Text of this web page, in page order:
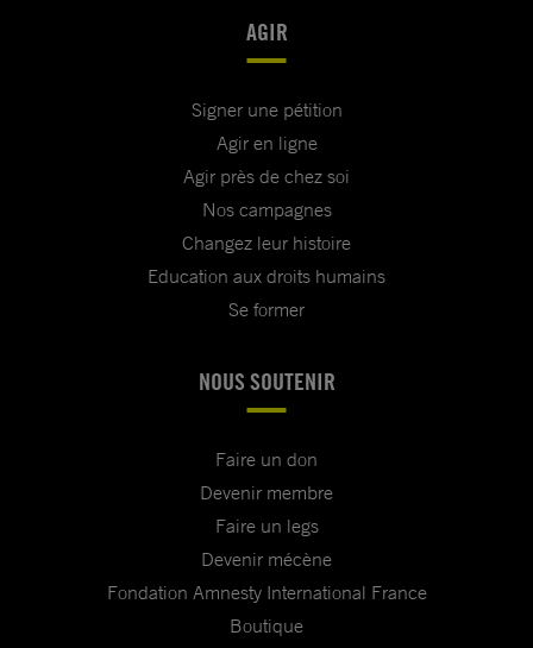
AGIR
Signer une pétition
Agir en ligne
Agir près de chez soi
Nos campagnes
Changez leur histoire
Education aux droits humains
Se former
NOUS SOUTENIR
Faire un don
Devenir membre
Faire un legs
Devenir mécène
Fondation Amnesty International France
Boutique